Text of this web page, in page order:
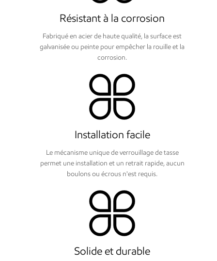
Résistant à la corrosion
Fabriqué en acier de haute qualité, la surface est
galvanisée ou peinte pour empêcher la rouille et la
corrosion.
Installation facile
Le mécanisme unique de verrouillage de tasse
permet une installation et un retrait rapide, aucun
boulons ou écrous n'est requis.
Solide et durable